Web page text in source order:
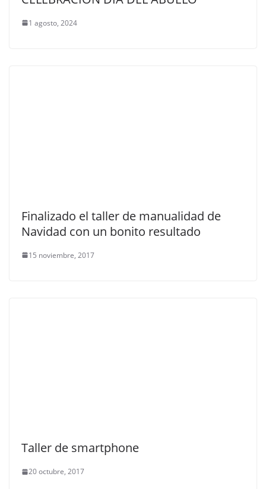
1 agosto, 2024
Finalizado el taller de manualidad de
Navidad con un bonito resultado
15 noviembre, 2017
Taller de smartphone
20 octubre, 2017